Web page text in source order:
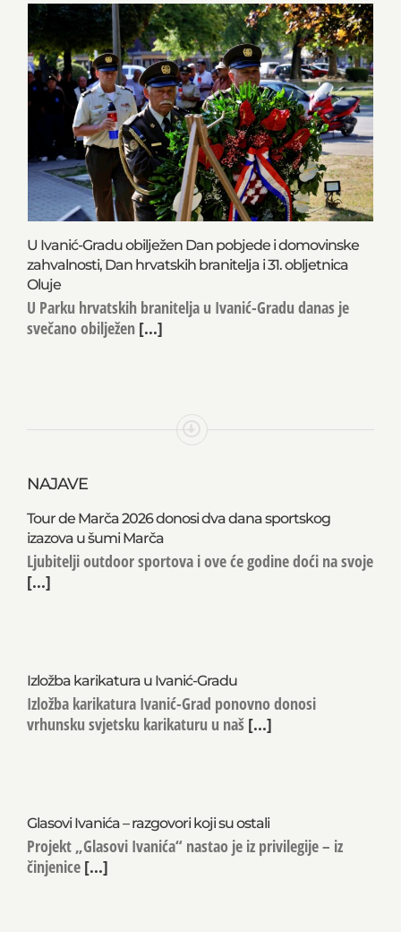
VIJEST S NASLOVNICE
U Ivanić-Gradu obilježen Dan pobjede i domovinske
zahvalnosti, Dan hrvatskih branitelja i 31. obljetnica
Oluje
U Parku hrvatskih branitelja u Ivanić-Gradu danas je
NAJAVE
Tour de Marča 2026 donosi dva dana sportskog
izazova u šumi Marča
Ljubitelji outdoor sportova i ove će godine doći na svoje
Izložba karikatura u Ivanić-Gradu
Izložba karikatura Ivanić-Grad ponovno donosi
Glasovi Ivanića – razgovori koji su ostali
Projekt „Glasovi Ivanića“ nastao je iz privilegije – iz